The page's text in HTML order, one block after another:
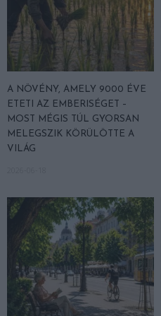
A NÖVÉNY, AMELY 9000 ÉVE
ETETI AZ EMBERISÉGET –
MOST MÉGIS TÚL GYORSAN
MELEGSZIK KÖRÜLÖTTE A
VILÁG